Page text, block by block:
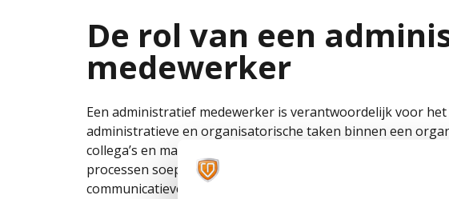
De rol van een
medewerker
Een administratief medewerker is verantwoordelijk voor
administratieve en organisatorische taken binnen een
collega’s en management, verwerkt gegevens nauwkeurig
processen soepel verlopen. De functie vraagt
communicatieve vaardigheden.